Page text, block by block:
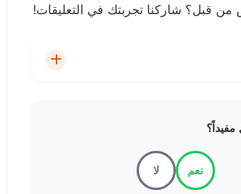
قبل؟ شاركنا تجربتك في التعليقات!​
لمدينة الرياض
نعم لا